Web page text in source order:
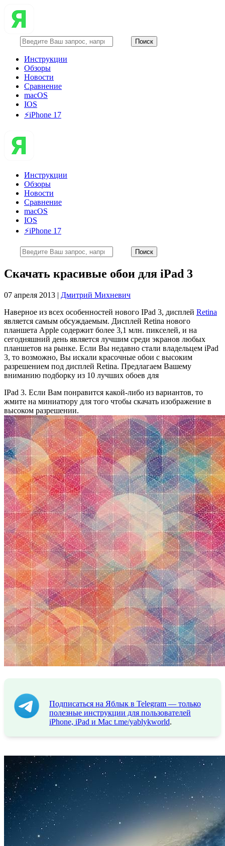
Инструкции
Обзоры
Новости
Сравнение
macOS
IOS
⚡️iPhone 17
Инструкции
Обзоры
Новости
Сравнение
macOS
IOS
⚡️iPhone 17
Скачать красивые обои для iPad 3
07 апреля 2013 | Дмитрий Михневич
Наверное из всех особенностей нового IPad 3, дисплей Retina
является самым обсуждаемым. Дисплей Retina нового
планшета Apple содержит более 3,1 млн. пикселей, и на
сегодняшний день является лучшим среди экранов любых
планшетов на рынке. Если Вы недавно стали владельцем iPad
3, то возможно, Вы искали красочные обои с высоким
разрешением под дисплей Retina. Предлагаем Вашему
вниманию подборку из 10 лучших обоев для
IPad 3. Если Вам понравится какой-либо из вариантов, то
жмите на миниатюру для того чтобы скачать изображение в
высоком разрешении.
Подписаться на Яблык в Telegram — только
полезные инструкции для пользователей
iPhone, iPad и Mac t.me/yablykworld.